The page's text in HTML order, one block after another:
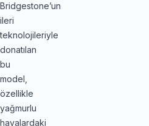
Bridgestone’un
ileri
teknolojileriyle
donatılan
bu
model,
özellikle
yağmurlu
havalardaki